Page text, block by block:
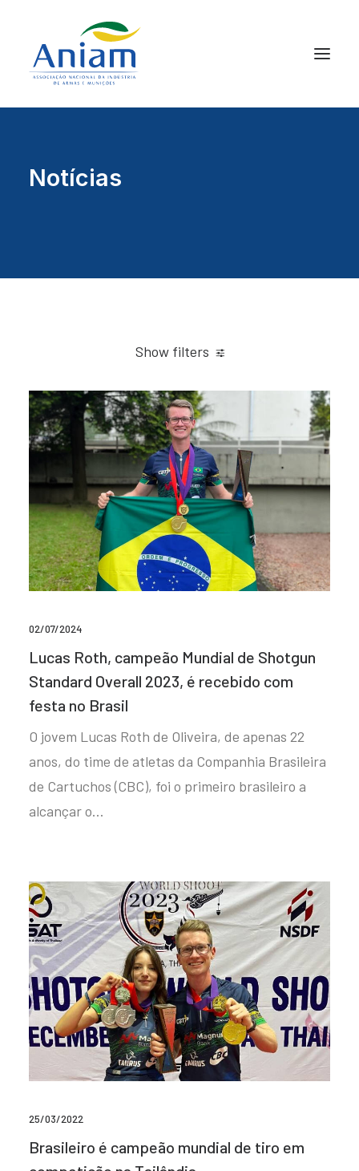
Notícias
Show filters
02/07/2024
Lucas Roth, campeão Mundial de Shotgun
Standard Overall 2023, é recebido com
festa no Brasil
O jovem Lucas Roth de Oliveira, de apenas 22
anos, do time de atletas da Companhia Brasileira
de Cartuchos (CBC), foi o primeiro brasileiro a
alcançar o…
25/03/2022
Brasileiro é campeão mundial de tiro em